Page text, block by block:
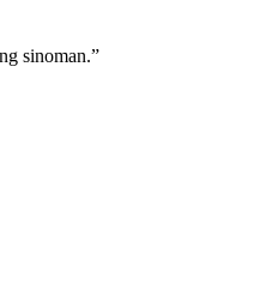
sinoman.”